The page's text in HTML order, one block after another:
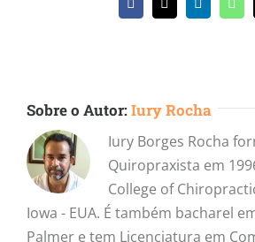
Facebook
X LinkedIn
Sobre o Autor:Iury Rocha
Iury Borges Rocha
Quiropraxista em
College of
Iowa - EUA. É também bacharel
Palmer e tem Licenciatura em